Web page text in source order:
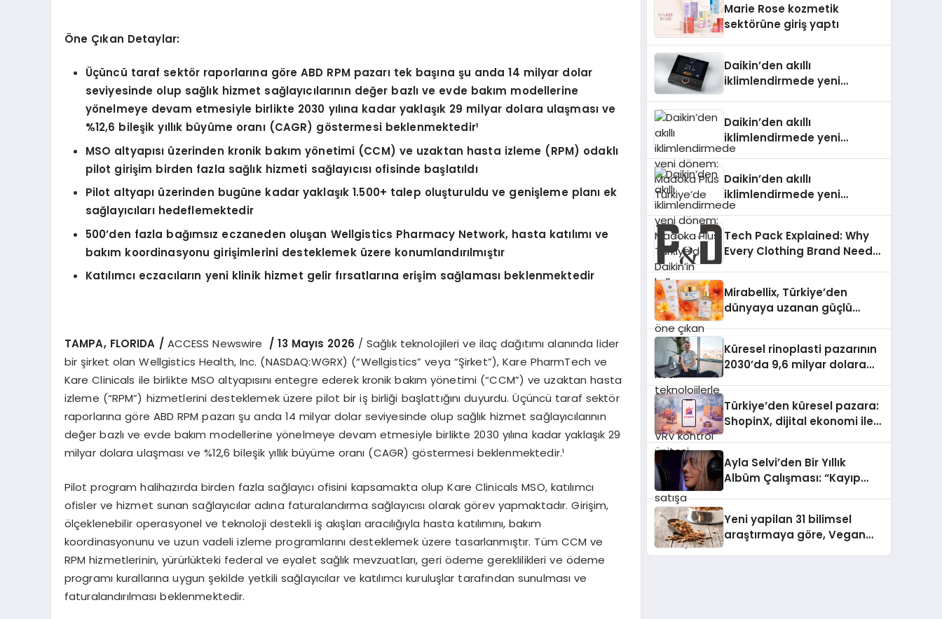
Öne Çıkan Detaylar:
Üçüncü taraf sektör raporlarına göre ABD RPM pazarı tek başına şu anda 14 milyar dolar
seviyesinde olup sağlık hizmet sağlayıcılarının değer bazlı ve evde bakım modellerine
yönelmeye devam etmesiyle birlikte 2030 yılına kadar yaklaşık 29 milyar dolara ulaşması ve
%12,6 bileşik yıllık büyüme oranı (CAGR) göstermesi beklenmektedir¹
MSO altyapısı üzerinden kronik bakım yönetimi (CCM) ve uzaktan hasta izleme (RPM) odaklı
pilot girişim birden fazla sağlık hizmeti sağlayıcısı ofisinde başlatıldı
Pilot altyapı üzerinden bugüne kadar yaklaşık 1.500+ talep oluşturuldu ve genişleme planı ek
sağlayıcıları hedeflemektedir
500’den fazla bağımsız eczaneden oluşan Wellgistics Pharmacy Network, hasta katılımı ve
bakım koordinasyonu girişimlerini desteklemek üzere konumlandırılmıştır
Katılımcı eczacıların yeni klinik hizmet gelir fırsatlarına erişim sağlaması beklenmektedir
TAMPA, FLORIDA / ACCESS Newswire / 13 Mayıs 2026 / Sağlık teknolojileri ve ilaç dağıtımı alanında lider
bir şirket olan Wellgistics Health, Inc. (NASDAQ:WGRX) (“Wellgistics” veya “Şirket”), Kare PharmTech ve
Kare Clinicals ile birlikte MSO altyapısını entegre ederek kronik bakım yönetimi (“CCM”) ve uzaktan hasta
izleme (“RPM”) hizmetlerini desteklemek üzere pilot bir iş birliği başlattığını duyurdu. Üçüncü taraf sektör
raporlarına göre ABD RPM pazarı şu anda 14 milyar dolar seviyesinde olup sağlık hizmet sağlayıcılarının
değer bazlı ve evde bakım modellerine yönelmeye devam etmesiyle birlikte 2030 yılına kadar yaklaşık 29
milyar dolara ulaşması ve %12,6 bileşik yıllık büyüme oranı (CAGR) göstermesi beklenmektedir.¹
Pilot program halihazırda birden fazla sağlayıcı ofisini kapsamakta olup Kare Clinicals MSO, katılımcı
ofisler ve hizmet sunan sağlayıcılar adına faturalandırma sağlayıcısı olarak görev yapmaktadır. Girişim,
ölçeklenebilir operasyonel ve teknoloji destekli iş akışları aracılığıyla hasta katılımını, bakım
koordinasyonunu ve uzun vadeli izleme programlarını desteklemek üzere tasarlanmıştır. Tüm CCM ve
RPM hizmetlerinin, yürürlükteki federal ve eyalet sağlık mevzuatları, geri ödeme gereklilikleri ve ödeme
programı kurallarına uygun şekilde yetkili sağlayıcılar ve katılımcı kuruluşlar tarafından sunulması ve
faturalandırılması beklenmektedir.
Aldı
Marie Rose kozmetik
sektörüne giriş yaptı
Daikin’den akıllı
iklimlendirmede yeni
Daikin’den akıllı
iklimlendirmede yeni
dönem: Madoka Plus
Daikin’den akıllı
iklimlendirmede yeni
dönem: Madoka Plus
dostu tasarımıyla öne çıkan
Madoka ailesinin yeni nesil
teknolojilerle donatılmış son
modeli VRV kontrol ünitesi
Madoka Plus Türkiye’de
satışa sunuldu. Tam
dokunmatik ekranı, mobil
uygulama desteği ve akıllı
sensör entegrasyonu
daha kolay, konforlu ve
verimli hale getiriyor. Enerji
verimliliğini artırırken
modern yaşam alanlarında
teknolojiyi estetik ile bulu
Tech Pack Explained: Why
Every Clothing Brand Needs
Mirabellix, Türkiye’den
dünyaya uzanan güçlü
Küresel rinoplasti pazarının
2030’da 9,6 milyar dolara
Türkiye’den küresel pazara:
ShopinX, dijital ekonomi ile
Ayla Selvi’den Bir Yıllık
Albüm Çalışması: “Kayıp
Yeni yapilan 31 bilimsel
araştırmaya göre, Vegan